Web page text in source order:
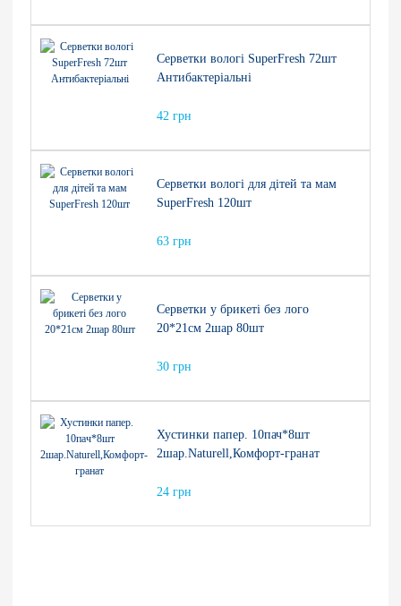
Серветки вологі SuperFresh 72шт
Антибактеріальні
42 грн
Серветки вологі для дітей та мам
SuperFresh 120шт
63 грн
Серветки у брикеті без лого
20*21см 2шар 80шт
30 грн
Хустинки папер. 10пач*8шт
2шар.Naturell,Комфорт-гранат
24 грн